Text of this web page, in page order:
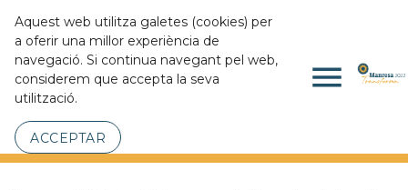
Aquest web utilitza galetes (cookies) per
a oferir una millor experiència de
navegació. Si continua navegant pel web,
considerem que accepta la seva
utilització.
ACCEPTAR
menu